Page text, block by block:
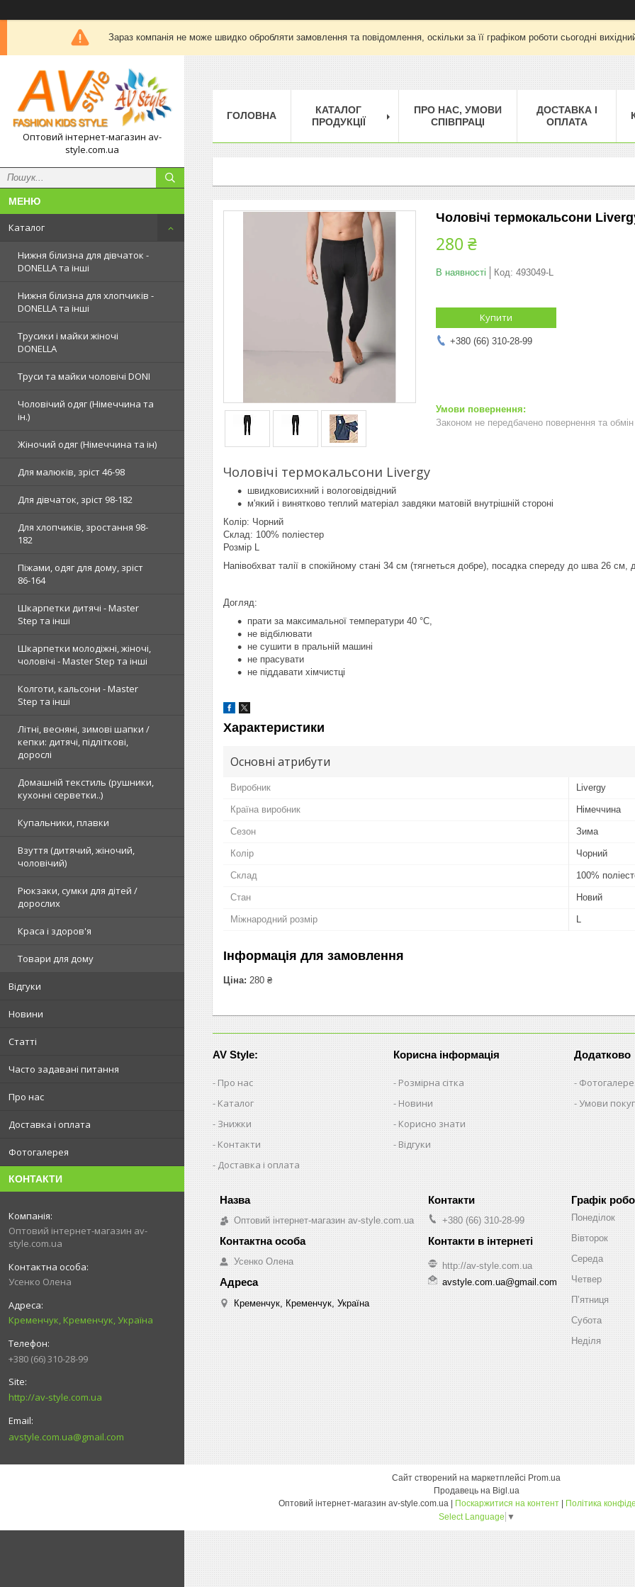
Зараз компанія не може швидко обробляти замовлення та повідомлення, оскільки за її графіком роботи сьогодні
Оптовий інтернет-магазин av-
style.com.ua
Каталог
Нижня білизна для дівчаток -
DONELLA та інші
Нижня білизна для хлопчиків -
DONELLA та інші
Трусики і майки жіночі
DONELLA
Труси та майки чоловічі DONI
Чоловічий одяг (Німеччина та
ін.)
Жіночий одяг (Німеччина та ін)
Для малюків, зріст 46-98
Для дівчаток, зріст 98-182
Для хлопчиків, зростання 98-
182
Піжами, одяг для дому, зріст
86-164
Шкарпетки дитячі - Master
Step та інші
Шкарпетки молодіжні, жіночі,
чоловічі - Master Step та інші
Колготи, кальсони - Master
Step та інші
Літні, весняні, зимові шапки /
кепки: дитячі, підліткові,
дорослі
Домашній текстиль (рушники,
кухонні серветки..)
Купальники, плавки
Взуття (дитячий, жіночий,
чоловічий)
Рюкзаки, сумки для дітей /
дорослих
Краса і здоров'я
Товари для дому
Відгуки
Новини
Статті
Часто задавані питання
Про нас
Доставка і оплата
Фотогалерея
КОНТАКТИ
Оптовий інтернет-магазин av-
style.com.ua
Усенко Олена
Кременчук, Кременчук, Україна
+380 (66) 310-28-99
http://av-style.com.ua
avstyle.com.ua@gmail.com
ГОЛОВНА
КАТАЛОГ
ПРОДУКЦІЇ
ПРО НАС, УМОВИ
СПІВПРАЦІ
ДОСТАВКА І
ОПЛАТА
Чоловічі термокальсони
280 ₴
В наявності Код: 493049-L
Купити
+380 (66) 310-28-99
Законом не передбачено повернення та
Чоловічі термокальсони Livergy
швидковисихний і вологовідвідний
м'який і винятково теплий матеріал завдяки матовій внутрішній стороні
Колір: Чорний
Склад: 100% поліестер
Розмір L
Напівобхват талії в спокійному стані 34 см (тягнеться добре), посадка спереду до шва 26
Догляд:
прати за максимальної температури 40 °C,
не відбілювати
не сушити в пральній машині
не прасувати
не піддавати хімчистці
Характеристики
Основні атрибути
Виробник Livergy
Країна виробник Німеччина
Сезон Зима
Колір Чорний
Склад 100%
Стан Новий
Міжнародний розмір
Інформація для замовлення
Ціна: 280 ₴
AV Style:
Про нас
Каталог
Знижки
Контакти
Доставка і оплата
Корисна інформація
Розмірна сітка
Новини
Корисно знати
Відгуки
Додатково
Умови
Оптовий інтернет-магазин av-style.com.ua
Усенко Олена
Кременчук, Кременчук, Україна
+380 (66) 310-28-99
http://av-style.com.ua
avstyle.com.ua@gmail.com
Графік
Понеділок
Вівторок
Середа
Четвер
Пʼятниця
Субота
Неділя
Сайт створений на маркетплейсі Prom.ua
Продавець на Bigl.ua
Оптовий інтернет-магазин av-style.com.ua | Поскаржитися на контент | Політика
Select Language ▼